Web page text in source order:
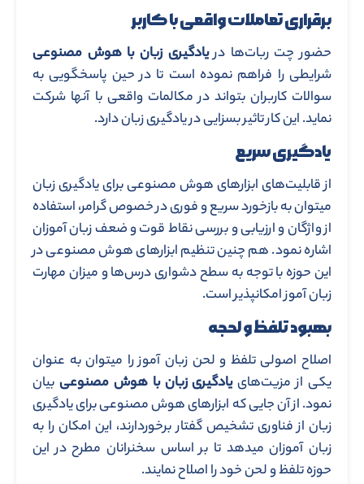
برقراری تعاملات واقعی با کاربر
حضور چت ربات‌ها دریادگیری زبان با هوش مصنوعی
شرایطی را فراهم نموده است تا در حین پاسخگویی به
سوالات کاربران بتواند در مکالمات واقعی با آنها شرکت
نماید. این کار تاثیر بسزایی در یادگیری زبان دارد.
یادگیری سریع
از قابلیت‌های ابزارهای هوش مصنوعی برای یادگیری زبان
میتوان به بازخورد سریع و فوری در خصوص گرامر، استفاده
از واژگان و ارزیابی و بررسی نقاط قوت و ضعف زبان آموزان
اشاره نمود. هم چنین تنظیم ابزارهای هوش مصنوعی در
این حوزه با توجه به سطح دشواری درس‌ها و میزان مهارت
زبان آموز امکانپذیر است.
بهبود تلفظ و لحجه
اصلاح اصولی تلفظ و لحن زبان آموز را میتوان به عنوان
یکی از مزیت‌هاییادگیری زبان با هوش مصنوعی بیان
نمود. از آن جایی که ابزارهای هوش مصنوعی برای یادگیری
زبان از فناوری تشخیص گفتار برخوردارند، این امکان را به
زبان آموزان میدهد تا بر اساس سخنرانان مطرح در این
حوزه تلفظ و لحن خود را اصلاح نمایند.